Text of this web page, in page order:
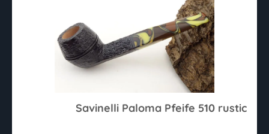
Savinelli Paloma Pfeife 510 rustic